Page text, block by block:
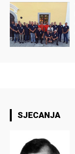
SJECANJA